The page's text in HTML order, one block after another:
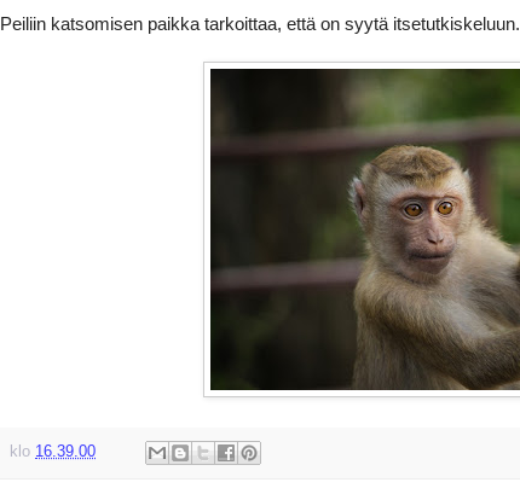
Peiliin katsomisen paikka tarkoittaa, että on syytä itsetutkiskeluun.
klo 16.39.00